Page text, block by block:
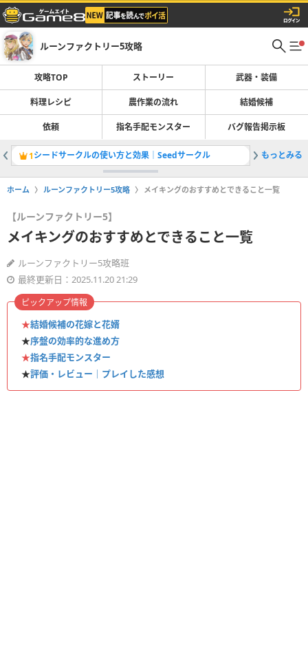
ルーンファクトリー5攻略
攻略TOP ストーリー 武器・装備
料理レシピ 農作業の流れ 結婚候補
依頼 指名手配モンスター バグ報告掲示板
1シードサークルの使い方と効果｜Seedサークル 2クリア
もっとみる
ホーム ルーンファクトリー5攻略 メイキングのおすすめとできること一覧
【ルーンファクトリー5】
メイキングのおすすめとできること一覧
ルーンファクトリー5攻略班
最終更新日：2025.11.20 21:29
★結婚候補の花嫁と花婿
★序盤の効率的な進め方
★指名手配モンスター
★評価・レビュー｜プレイした感想
ピックアップ情報